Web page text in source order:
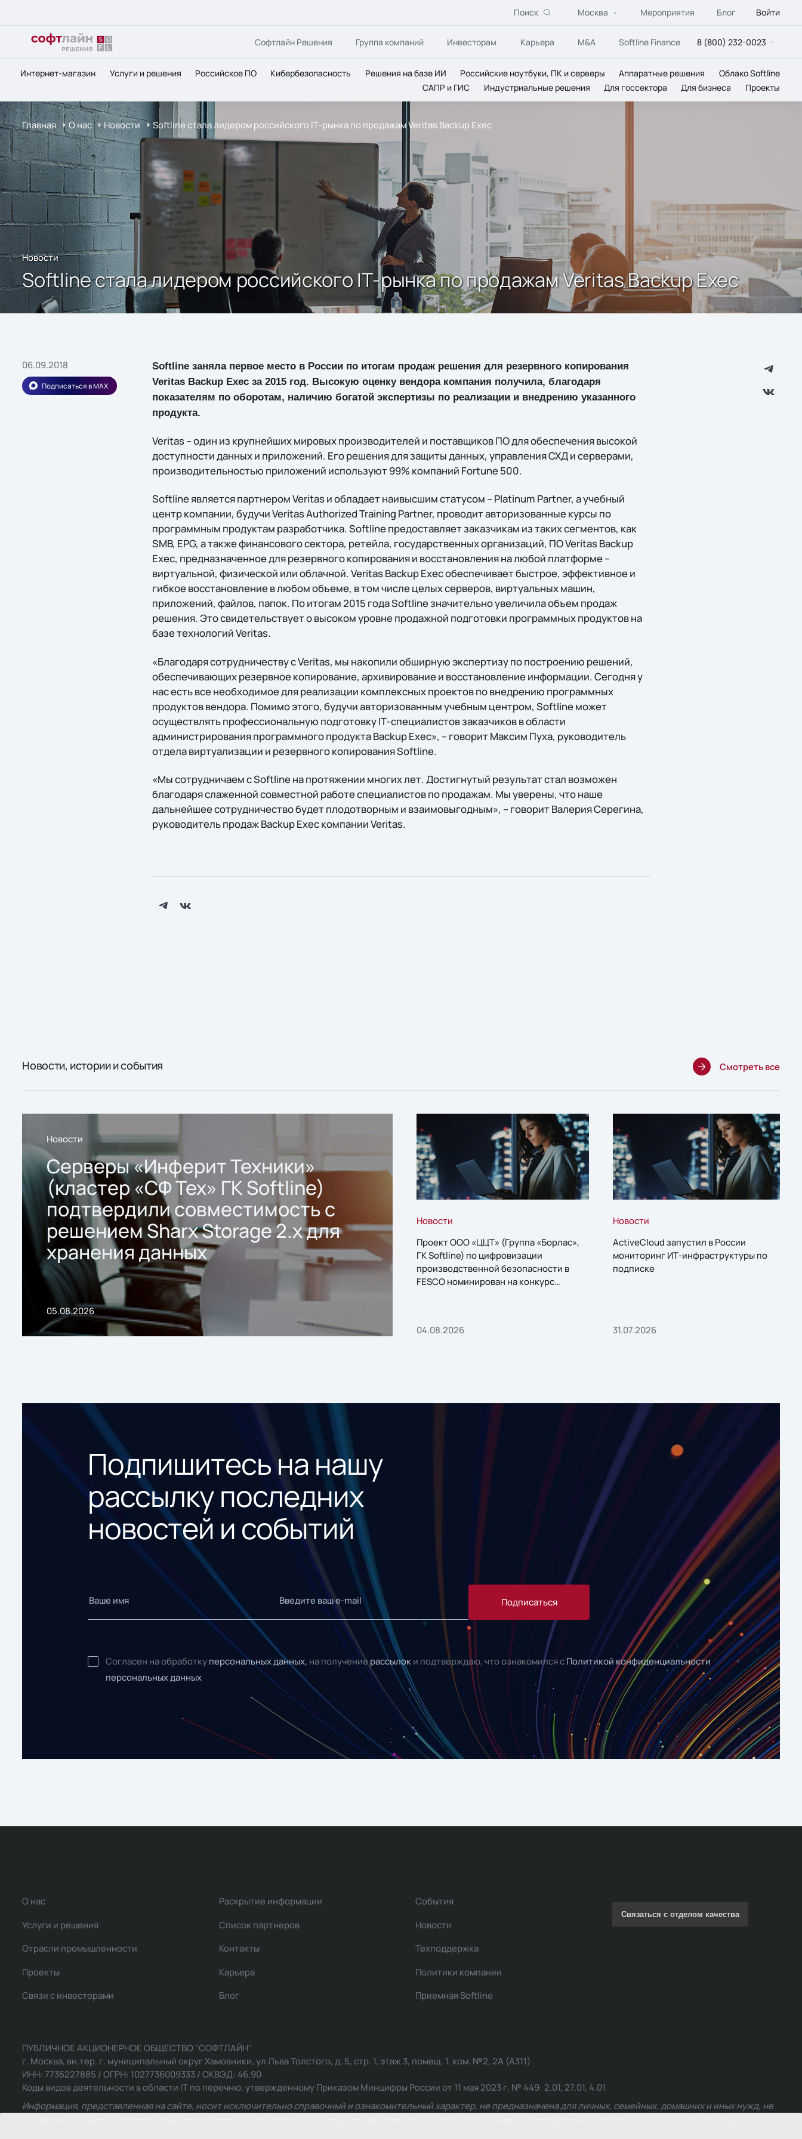
Поиск Москва Мероприятия Блог Войти
Софтлайн Решения Группа компаний Инвесторам Карьера M&A Softline Finance 8 (800) 232-0023
Интернет-магазин Услуги и решения Российское ПО Кибербезопасность Решения на базе ИИ Российские ноутбуки, ПК и серверы Аппаратные решения
Облако Softline
САПР и ГИС
Индустриальные решения Для госсектора Для бизнеса Проекты
Главная О нас Новости Softline стала лидером российского IТ-рынка по продажам Veritas Backup Exec
Новости
Softline стала лидером российского IТ-рынка по продажам Veritas Backup Exec
06.09.2018
Подписаться в MAX
Softline заняла первое место в России по итогам продаж решения для резервного копирования
Veritas Backup Exec за 2015 год. Высокую оценку вендора компания получила, благодаря
показателям по оборотам, наличию богатой экспертизы по реализации и внедрению указанного
продукта.
Veritas – один из крупнейших мировых производителей и поставщиков ПО для обеспечения высокой
доступности данных и приложений. Его решения для защиты данных, управления СХД и серверами,
производительностью приложений используют 99% компаний Fortune 500.
Softline является партнером Veritas и обладает наивысшим статусом – Platinum Partner, а учебный
центр компании, будучи Veritas Authorized Training Partner, проводит авторизованные курсы по
программным продуктам разработчика. Softline предоставляет заказчикам из таких сегментов, как
SMB, EPG, а также финансового сектора, ретейла, государственных организаций, ПО Veritas Backup
Exec, предназначенное для резервного копирования и восстановления на любой платформе –
виртуальной, физической или облачной. Veritas Backup Exec обеспечивает быстрое, эффективное и
гибкое восстановление в любом объеме, в том числе целых серверов, виртуальных машин,
приложений, файлов, папок. По итогам 2015 года Softline значительно увеличила объем продаж
решения. Это свидетельствует о высоком уровне продажной подготовки программных продуктов на
базе технологий Veritas.
«Благодаря сотрудничеству с Veritas, мы накопили обширную экспертизу по построению решений,
обеспечивающих резервное копирование, архивирование и восстановление информации. Сегодня у
нас есть все необходимое для реализации комплексных проектов по внедрению программных
продуктов вендора. Помимо этого, будучи авторизованным учебным центром, Softline может
осуществлять профессиональную подготовку IТ-специалистов заказчиков в области
администрирования программного продукта Backup Exec», – говорит Максим Пуха, руководитель
отдела виртуализации и резервного копирования Softline.
«Мы сотрудничаем с Softline на протяжении многих лет. Достигнутый результат стал возможен
благодаря слаженной совместной работе специалистов по продажам. Мы уверены, что наше
дальнейшее сотрудничество будет плодотворным и взаимовыгодным», – говорит Валерия Серегина,
руководитель продаж Backup Exec компании Veritas.
Новости, истории и события Смотреть все
Новости
Серверы «Инферит Техники»
(кластер «СФ Тех» ГК Softline)
подтвердили совместимость с
решением Sharx Storage 2.x для
хранения данных
05.08.2026
Новости
Проект ООО «ЦЦТ» (Группа «Борлас»,
ГК Softline) по цифровизации
производственной безопасности в
FESCO номинирован на конкурс
04.08.2026
Новости
ActiveCloud запустил в России
мониторинг ИТ-инфраструктуры по
подписке
31.07.2026
Подпишитесь на нашу
рассылку последних
новостей и событий
Подписаться
Согласен на обработку персональных данных, на получениерассылок и подтверждаю, что ознакомился с Политикой конфиденциальности
персональных данных
О нас
Услуги и решения
Отрасли промышленности
Проекты
Связи с инвесторами
Раскрытие информации
Список партнеров
Контакты
Карьера
Блог
События
Новости
Техподдержка
Политики компании
Приемная Softline
Связаться с отделом качества
ПУБЛИЧНОЕ АКЦИОНЕРНОЕ ОБЩЕСТВО "СОФТЛАЙН"
г. Москва, вн.тер. г. муниципальный округ Хамовники, ул Льва Толстого, д. 5, стр. 1, этаж 3, помещ. 1, ком. №2, 2А (А311)
ИНН: 7736227885 / ОГРН: 1027736009333 / ОКВЭД: 46.90
Коды видов деятельности в области IT по перечню, утвержденному Приказом Минцифры России от 11 мая 2023 г. № 449: 2.01, 27.01, 4.01
Информация, представленная на сайте, носит исключительно справочный и ознакомительный характер, не предназначена для личных, семейных, домашних и иных нужд, не